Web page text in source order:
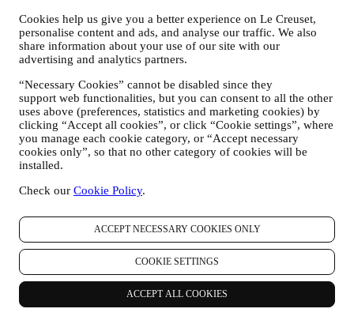
Cookies help us give you a better experience on Le Creuset,
personalise content and ads, and analyse our traffic. We also
share information about your use of our site with our
advertising and analytics partners.
“Necessary Cookies” cannot be disabled since they
support web functionalities, but you can consent to all the other
uses above (preferences, statistics and marketing cookies) by
clicking “Accept all cookies”, or click “Cookie settings”, where
you manage each cookie category, or “Accept necessary
cookies only”, so that no other category of cookies will be
installed.
Check our Cookie Policy.
ACCEPT NECESSARY COOKIES ONLY
COOKIE SETTINGS
ACCEPT ALL COOKIES
Creuset-nieuwsbrief te ontvangen, sturen wij u speciale,
gepersonaliseerde inhoud en informeren wij u wanneer er nieuwe
producten worden gelanceerd, wanneer er exclusieve aanbiedingen,
showcooking- of komende evenementen zijn, of wanneer er speciale
Afmelden:
U kunt het ontvangen van onze marketingcommunicatie op elk
moment kosteloos stopzetten via de methoden die bij de
communicatie worden weergegeven (bijvoorbeeld om u af te
melden voor de nieuwsbrief kunt u klikken op de afmeldlink
onderaan elke e-mail). Als u een van onze marketingactiviteiten wilt
afmelding zal zo snel mogelijk worden verwerkt, maar in sommige
afmelding volledig is verwerkt.
Uw gegevens zijn onder uw controle
Vergeet niet dat u de controle hebt over uw gegevens en dat u uw
voorkeuren te allen tijde kunt beheren. U kunt erop rekenen dat wij
uw gegevens nooit zonder uw toestemming aan derden zullen
doorgeven voor hun eigen marketingdoeleinden. Voor informatie of
om uw privacyrechten uit te oefenen, kunt u ons mailen op